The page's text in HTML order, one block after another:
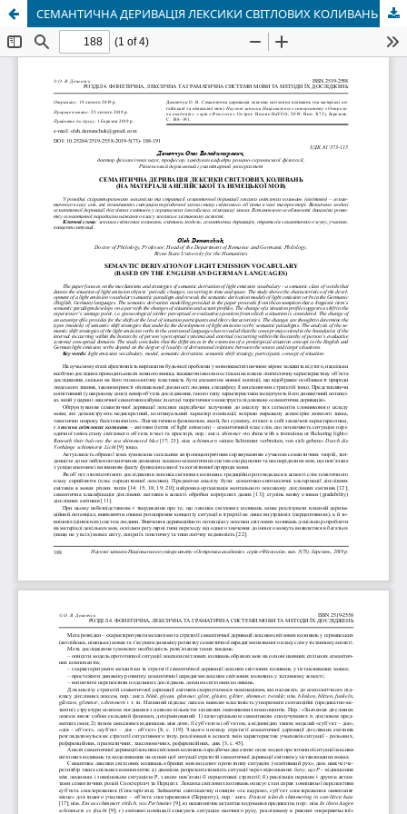
СЕМАНТИЧНА ДЕРИВАЦІЯ ЛЕКСИКИ СВІТЛОВИХ КОЛИВАНЬ (НА МАТЕРІАЛІ АНГЛІЙСЬКОЇ ТА НІМЕЦЬКОЇ МОВ)